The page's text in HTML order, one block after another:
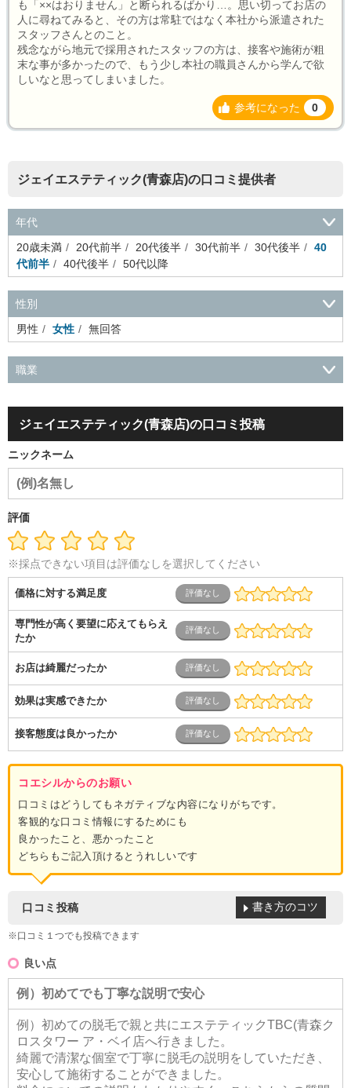
も「××はおりません」と断られるばかり…。思い切ってお店の
人に尋ねてみると、その方は常駐ではなく本社から派遣された
スタッフさんとのこと。
残念ながら地元で採用されたスタッフの方は、接客や施術が粗
末な事が多かったので、もう少し本社の職員さんから学んで欲
しいなと思ってしまいました。
参考になった 0
ジェイエステティック(青森店)の口コミ提供者
年代
20歳未満
20代前半 20代後半 30代前半 30代後半
40
代前半
40代後半 50代以降
性別
男性
女性 無回答
職業
品
アミューズメント・エンターテイメント・ゲーム関連
容・エステ・リラクゼーション
旅行・ホテル・航空・ブライ
ダル・葬祭
音響
芸能・イベント・コンパニオン
ム開発・SE・インフラ）
導体・制御）
介護
ス
士業・コンサルティング
ービス
コールセンター マーケティング・企画
専業主婦（夫）
営業
ジェイエステティック(青森店)の口コミ投稿
ニックネーム
評価
※採点できない項目は評価なしを選択してください
価格に対する満足度
専門性が高く要望に応えてもらえ
たか
お店は綺麗だったか
効果は実感できたか
接客態度は良かったか
コエシルからのお願い
口コミはどうしてもネガティブな内容になりがちです。
客観的な口コミ情報にするためにも
良かったこと、悪かったこと
どちらもご記入頂けるとうれしいです
口コミ投稿
※口コミ１つでも投稿できます
書き方のコツ
良い点